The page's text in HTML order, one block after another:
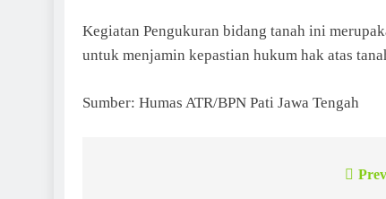
​Kegiatan Pengukuran bidang tanah ini
untuk menjamin kepastian hukum hak atas
Sumber: Humas ATR/BPN Pati Jawa Tengah